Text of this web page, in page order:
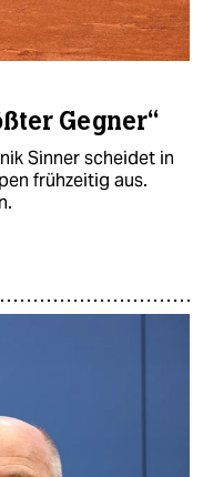
Gegner“
Sinner scheidet in
frühzeitig aus.